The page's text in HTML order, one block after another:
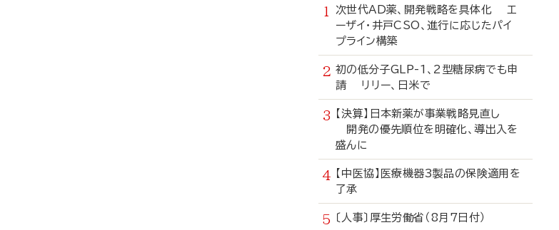
次世代AD薬、開発戦略を具体化 エ
ーザイ・井戸CSO、進行に応じたパイ
プライン構築
初の低分子GLP-1、2型糖尿病でも申
請 リリー、日米で
【決算】日本新薬が事業戦略見直し
開発の優先順位を明確化、導出入を
盛んに
【中医協】医療機器3製品の保険適用を
了承
〔人事〕厚生労働省（8月7日付）